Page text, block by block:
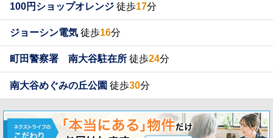
100円ショップオレンジ 徒歩17分
ジョーシン電気 徒歩16分
町田警察署 南大谷駐在所 徒歩24分
南大谷めぐみの丘公園 徒歩30分